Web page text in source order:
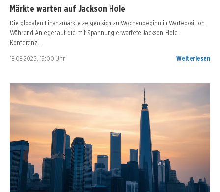
Märkte warten auf Jackson Hole
Die globalen Finanzmärkte zeigen sich zu Wochenbeginn in Warteposition.
Während Anleger auf die mit Spannung erwartete Jackson-Hole-
Konferenz…
18.08.2025, 19:00 Uhr Weiterlesen